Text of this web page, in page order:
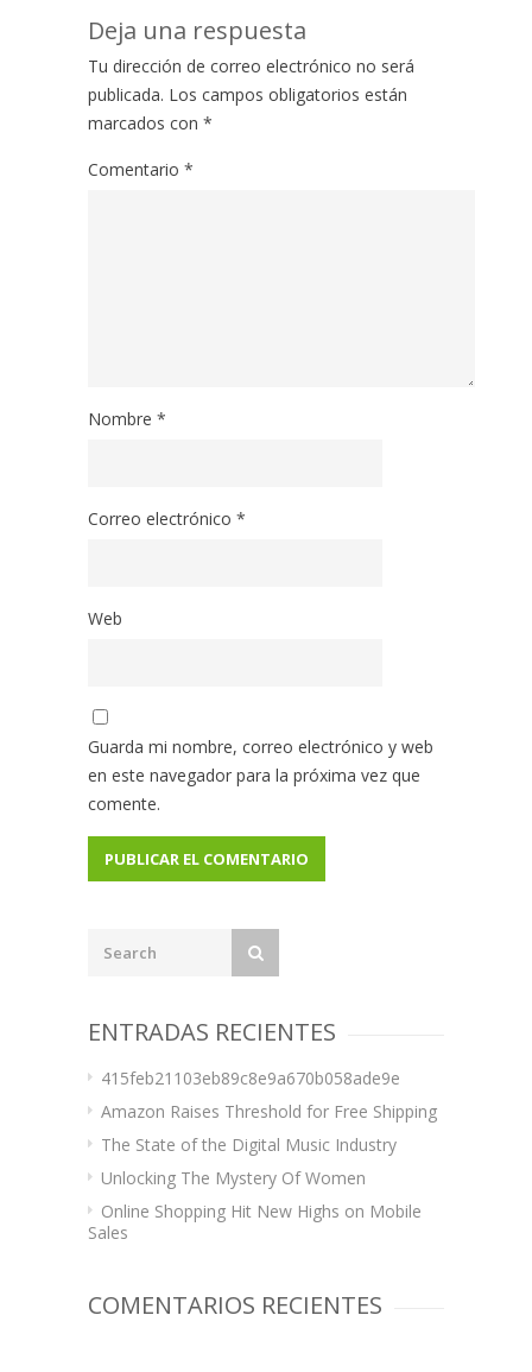
Deja una respuesta
Tu dirección de correo electrónico no será
publicada. Los campos obligatorios están
marcados con *
Comentario *
Nombre *
Correo electrónico *
Web
Guarda mi nombre, correo electrónico y web
en este navegador para la próxima vez que
comente.
ENTRADAS RECIENTES
415feb21103eb89c8e9a670b058ade9e
Amazon Raises Threshold for Free Shipping
The State of the Digital Music Industry
Unlocking The Mystery Of Women
Online Shopping Hit New Highs on Mobile
Sales
COMENTARIOS RECIENTES